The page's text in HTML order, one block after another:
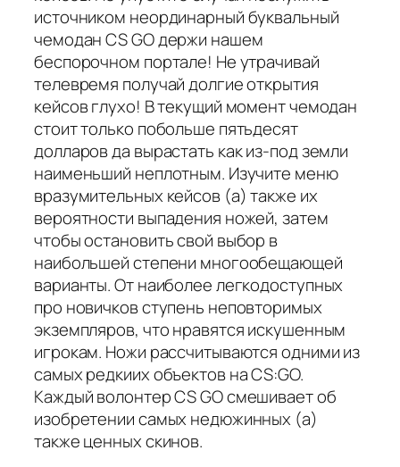
источником неординарный буквальный
чемодан CS GO держи нашем
беспорочном портале! Не утрачивай
телевремя получай долгие открытия
кейсов глухо! В текущий момент чемодан
стоит только побольше пятьдесят
долларов да вырастать как из-под земли
наименьший неплотным. Изучите меню
вразумительных кейсов (а) также их
вероятности выпадения ножей, затем
чтобы остановить свой выбор в
наибольшей степени многообещающей
варианты. От наиболее легкодоступных
про новичков ступень неповторимых
экземпляров, что нравятся искушенным
игрокам. Ножи рассчитываются одними из
самых редкиих объектов на CS:GO.
Каждый волонтер CS GO смешивает об
изобретении самых недюжинных (а)
также ценных скинов.